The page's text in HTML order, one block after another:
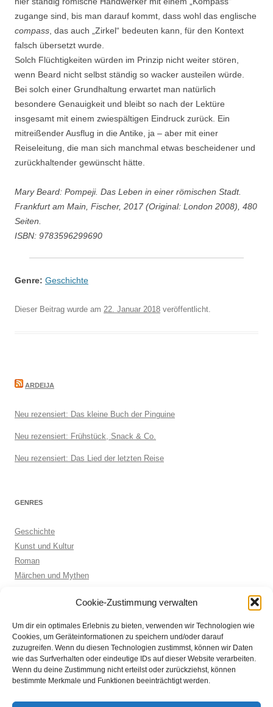
Cookie-Zustimmung verwalten
Um dir ein optimales Erlebnis zu bieten, verwenden wir Technologien wie
Cookies, um Geräteinformationen zu speichern und/oder darauf
zuzugreifen. Wenn du diesen Technologien zustimmst, können wir Daten
wie das Surfverhalten oder eindeutige IDs auf dieser Website verarbeiten.
Wenn du deine Zustimmung nicht erteilst oder zurückziehst, können
bestimmte Merkmale und Funktionen beeinträchtigt werden.
zugange sind, bis man darauf kommt, dass wohl das englische
compass , das auch „Zirkel“ bedeuten kann, für den Kontext
falsch übersetzt wurde.
Solch Flüchtigkeiten würden im Prinzip nicht weiter stören,
wenn Beard nicht selbst ständig so wacker austeilen würde.
Bei solch einer Grundhaltung erwartet man natürlich
besondere Genauigkeit und bleibt so nach der Lektüre
insgesamt mit einem zwiespältigen Eindruck zurück. Ein
mitreißender Ausflug in die Antike, ja – aber mit einer
Reiseleitung, die man sich manchmal etwas bescheidener und
zurückhaltender gewünscht hätte.
Mary Beard: Pompeji. Das Leben in einer römischen Stadt.
Frankfurt am Main, Fischer, 2017 (Original: London 2008), 480
Seiten.
ISBN: 9783596299690
Genre: Geschichte
Dieser Beitrag wurde am 22. Januar 2018 veröffentlicht.
ARDEIJA
Neu rezensiert: Das kleine Buch der Pinguine
Neu rezensiert: Frühstück, Snack & Co.
Neu rezensiert: Das Lied der letzten Reise
GENRES
Geschichte
Kunst und Kultur
Roman
Märchen und Mythen
Sachbuch allgemein
ARCHIVE
Archive